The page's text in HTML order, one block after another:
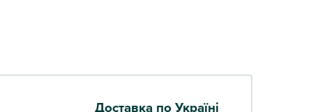
Доставка по Україні